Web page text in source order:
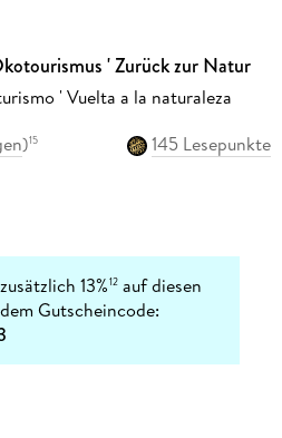
' Zurück zur Natur
' Vuelta a la naturaleza
)15
145 Lesepunkte
13%12 auf diesen
Gutscheincode: